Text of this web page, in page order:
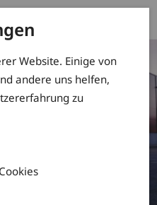
Website. Einige von
andere uns helfen,
zu